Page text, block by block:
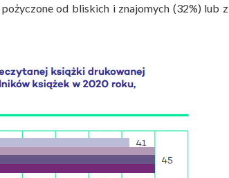
od bliskich i znajomych (32%) lub z